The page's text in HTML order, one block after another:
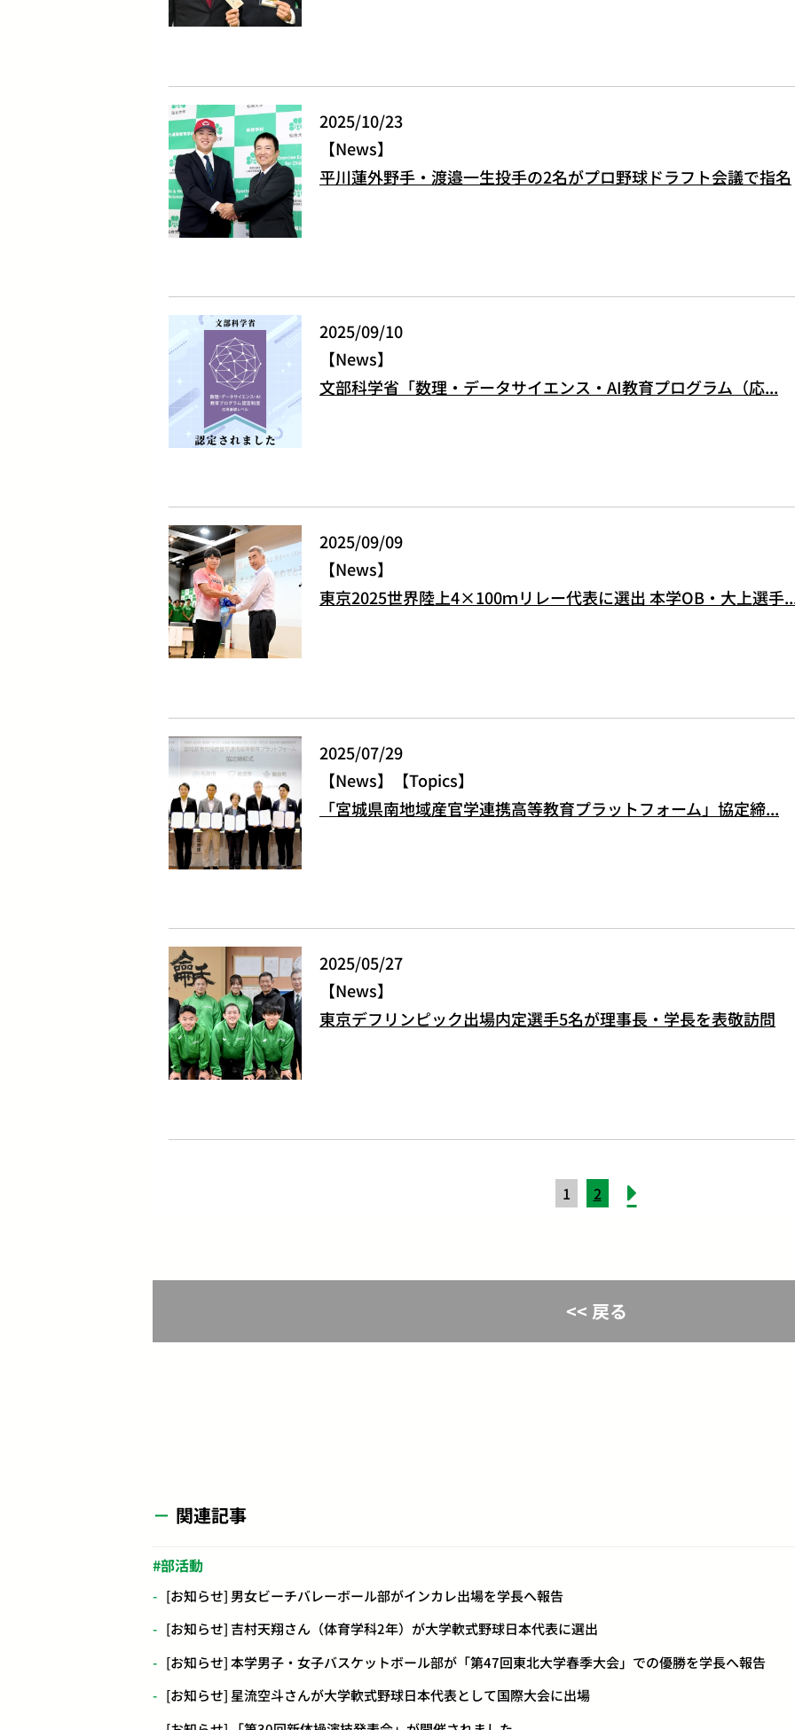
2025/10/23
News
平川蓮外野手・渡邉一生投手の2名がプロ野球ドラフト会議で指名
2025/09/10
News
文部科学省「数理・データサイエンス・AI教育プログラム（応...
2025/09/09
News
東京2025世界陸上4×100ｍリレー代表に選出 本学OB・大上選手
2025/07/29
News
Topics
「宮城県南地域産官学連携高等教育プラットフォーム」協定締...
2025/05/27
News
東京デフリンピック出場内定選手5名が理事長・学長を表敬訪問
1 2
<< 戻る
関連記事
部活動
[お知らせ] 男女ビーチバレーボール部がインカレ出場を学長へ報告
[お知らせ] 吉村天翔さん（体育学科2年）が大学軟式野球日本代表に選出
[お知らせ] 本学男子・女子バスケットボール部が「第47回東北大学春季大会」での優勝を学長へ報告
[お知らせ] 星流空斗さんが大学軟式野球日本代表として国際大会に出場